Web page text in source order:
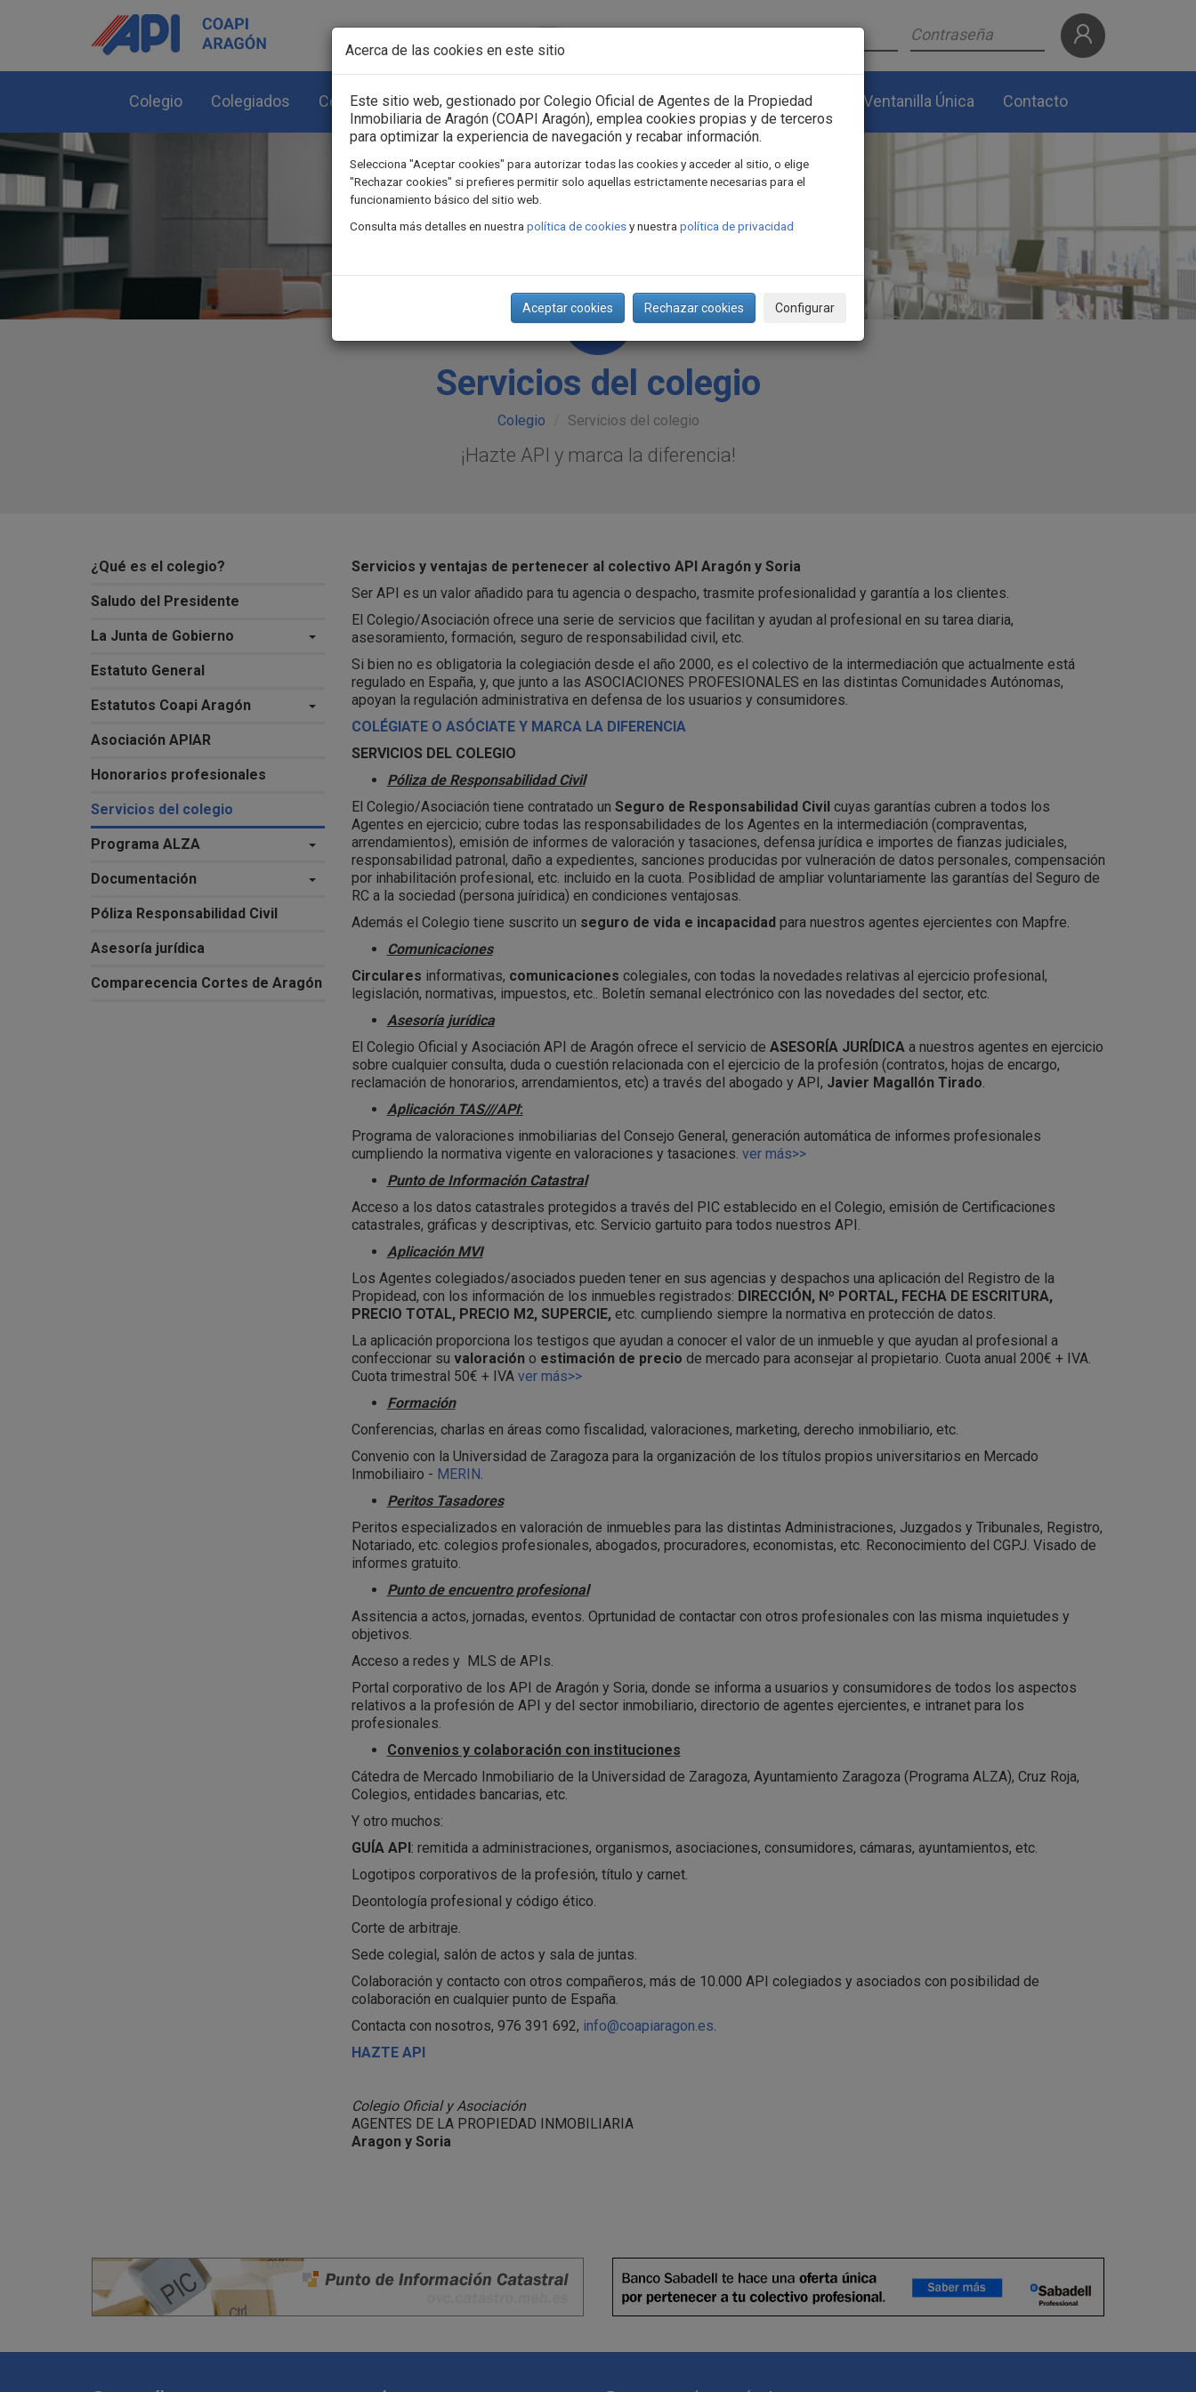
Colegio Colegiados Colegiación Asociación Consejo General Formación Actualidad Ventanilla Única Contacto
Servicios del colegio
Colegio Servicios del colegio
¡Hazte API y marca la diferencia!
¿Qué es el colegio?
Saludo del Presidente
La Junta de Gobierno
Estatuto General
Estatutos Coapi Aragón
Asociación APIAR
Honorarios profesionales
Servicios del colegio
Programa ALZA
Documentación
Póliza Responsabilidad Civil
Asesoría jurídica
Comparecencia Cortes de Aragón
Servicios y ventajas de pertenecer al colectivo API Aragón y Soria
Ser API es un valor añadido para tu agencia o despacho, trasmite profesionalidad y garantía a los clientes.
El Colegio/Asociación ofrece una serie de servicios que facilitan y ayudan al profesional en su tarea diaria,
asesoramiento, formación, seguro de responsabilidad civil, etc.
Si bien no es obligatoria la colegiación desde el año 2000, es el colectivo de la intermediación que actualmente está
regulado en España, y, que junto a las ASOCIACIONES PROFESIONALES en las distintas Comunidades Autónomas,
apoyan la regulación administrativa en defensa de los usuarios y consumidores.
COLÉGIATE O ASÓCIATE Y MARCA LA DIFERENCIA
SERVICIOS DEL COLEGIO
Póliza de Responsabilidad Civil
El Colegio/Asociación tiene contratado un Seguro de Responsabilidad Civilcuyas garantías cubren a todos los
Agentes en ejercicio; cubre todas las responsabilidades de los Agentes en la intermediación (compraventas,
arrendamientos), emisión de informes de valoración y tasaciones, defensa jurídica e importes de fianzas judiciales,
responsabilidad patronal, daño a expedientes, sanciones producidas por vulneración de datos personales, compensación
por inhabilitación profesional, etc. incluido en la cuota. Posiblidad de ampliar voluntariamente las garantías del Seguro de
RC a la sociedad (persona juíridica) en condiciones ventajosas.
Además el Colegio tiene suscrito un seguro de vida e incapacidadpara nuestros agentes ejercientes con Mapfre.
Comunicaciones
Circulares informativas, comunicaciones colegiales, con todas la novedades relativas al ejercicio profesional,
legislación, normativas, impuestos, etc.. Boletín semanal electrónico con las novedades del sector, etc.
Asesoría jurídica
El Colegio Oficial y Asociación API de Aragón ofrece el servicio de ASESORÍA JURÍDICAa nuestros agentes en ejercicio
sobre cualquier consulta, duda o cuestión relacionada con el ejercicio de la profesión (contratos, hojas de encargo,
reclamación de honorarios, arrendamientos, etc) a través del abogado y API, Javier Magallón Tirado.
Aplicación TAS///API:
Programa de valoraciones inmobiliarias del Consejo General, generación automática de informes profesionales
cumpliendo la normativa vigente en valoraciones y tasaciones. ver más>>
Punto de Información Catastral
Acceso a los datos catastrales protegidos a través del PIC establecido en el Colegio, emisión de Certificaciones
catastrales, gráficas y descriptivas, etc. Servicio gartuito para todos nuestros API.
Aplicación MVI
Los Agentes colegiados/asociados pueden tener en sus agencias y despachos una aplicación del Registro de la
Propidead, con los información de los inmuebles registrados: DIRECCIÓN, Nº PORTAL, FECHA DE ESCRITURA,
PRECIO TOTAL, PRECIO M2, SUPERCIE, etc. cumpliendo siempre la normativa en protección de datos.
La aplicación proporciona los testigos que ayudan a conocer el valor de un inmueble y que ayudan al profesional a
confeccionar su valoración o estimación de precio de mercado para aconsejar al propietario. Cuota anual 200€ + IVA.
Cuota trimestral 50€ + IVA ver más>>
Formación
Conferencias, charlas en áreas como fiscalidad, valoraciones, marketing, derecho inmobiliario, etc.
Convenio con la Universidad de Zaragoza para la organización de los títulos propios universitarios en Mercado
Inmobiliairo - MERIN.
Peritos Tasadores
Peritos especializados en valoración de inmuebles para las distintas Administraciones, Juzgados y Tribunales, Registro,
Notariado, etc. colegios profesionales, abogados, procuradores, economistas, etc. Reconocimiento del CGPJ. Visado de
informes gratuito.
Punto de encuentro profesional
Assitencia a actos, jornadas, eventos. Oprtunidad de contactar con otros profesionales con las misma inquietudes y
objetivos.
Acceso a redes y MLS de APIs.
Portal corporativo de los API de Aragón y Soria, donde se informa a usuarios y consumidores de todos los aspectos
relativos a la profesión de API y del sector inmobiliario, directorio de agentes ejercientes, e intranet para los
profesionales.
Convenios y colaboración con instituciones
Cátedra de Mercado Inmobiliario de la Universidad de Zaragoza, Ayuntamiento Zaragoza (Programa ALZA), Cruz Roja,
Colegios, entidades bancarias, etc.
Y otro muchos:
GUÍA API: remitida a administraciones, organismos, asociaciones, consumidores, cámaras, ayuntamientos, etc.
Logotipos corporativos de la profesión, título y carnet.
Deontología profesional y código ético.
Corte de arbitraje.
Sede colegial, salón de actos y sala de juntas.
Colaboración y contacto con otros compañeros, más de 10.000 API colegiados y asociados con posibilidad de
colaboración en cualquier punto de España.
Contacta con nosotros, 976 391 692, info@coapiaragon.es.
HAZTE API
Colegio Oficial y Asociación
AGENTES DE LA PROPIEDAD INMOBILIARIA
Aragon y Soria
Acerca de las cookies en este sitio
Este sitio web, gestionado por Colegio Oficial de Agentes de la Propiedad
Inmobiliaria de Aragón (COAPI Aragón), emplea cookies propias y de terceros
para optimizar la experiencia de navegación y recabar información.
Selecciona "Aceptar cookies" para autorizar todas las cookies y acceder al sitio, o elige
"Rechazar cookies" si prefieres permitir solo aquellas estrictamente necesarias para el
funcionamiento básico del sitio web.
Consulta más detalles en nuestra política de cookiesy nuestra política de privacidad
Aceptar cookies Rechazar cookies Configurar